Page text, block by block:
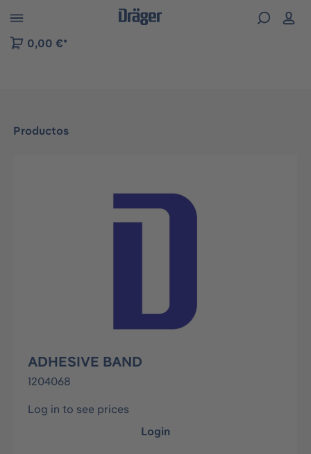
to B2B platform navigation
0,00 €*
Productos
Omitir galería de imágenes
ADHESIVE BAND
1204068
Log in to see prices
Login